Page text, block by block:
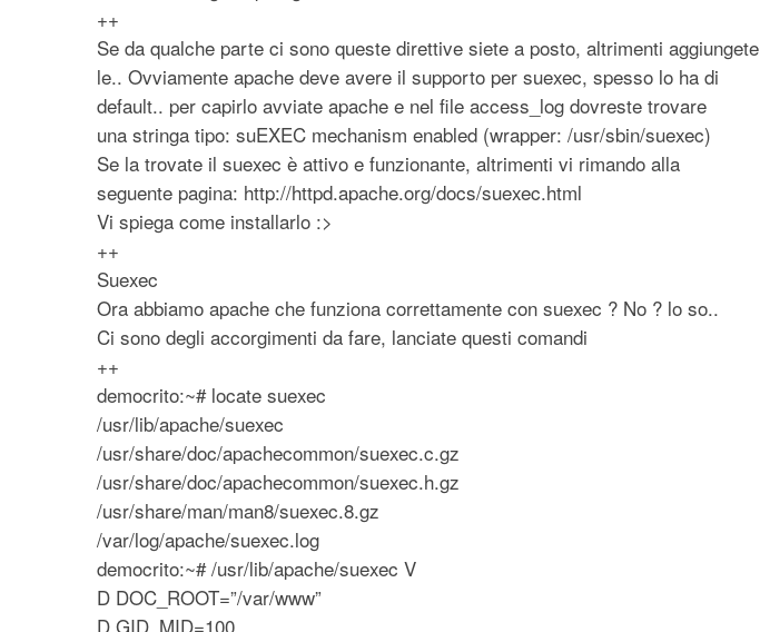
++
Se da qualche parte ci sono queste direttive siete a posto, altrimenti aggiungete
le.. Ovviamente apache deve avere il supporto per suexec, spesso lo ha di
default.. per capirlo avviate apache e nel file access_log dovreste trovare
una stringa tipo: suEXEC mechanism enabled (wrapper: /usr/sbin/suexec)
Se la trovate il suexec è attivo e funzionante, altrimenti vi rimando alla
seguente pagina: http://httpd.apache.org/docs/suexec.html
Vi spiega come installarlo :>
++
Suexec
Ora abbiamo apache che funziona correttamente con suexec ? No ? lo so..
Ci sono degli accorgimenti da fare, lanciate questi comandi
++
democrito:~# locate suexec
/usr/lib/apache/suexec
/usr/share/doc/apachecommon/suexec.c.gz
/usr/share/doc/apachecommon/suexec.h.gz
/usr/share/man/man8/suexec.8.gz
/var/log/apache/suexec.log
democrito:~# /usr/lib/apache/suexec V
D DOC_ROOT=”/var/www”
D GID_MID=100